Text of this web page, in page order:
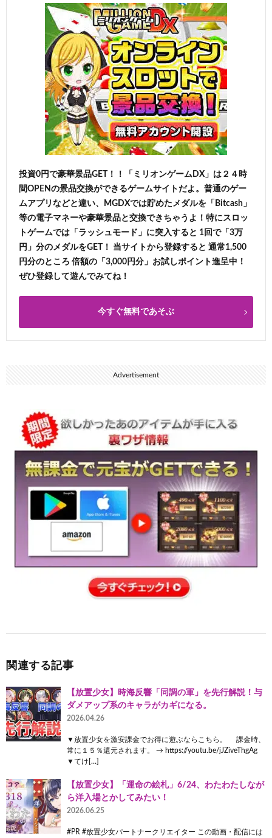
投資0円で豪華景品GET！！「ミリオンゲームDX」は２４時
間OPENの景品交換ができるゲームサイトだよ。普通のゲー
ムアプリなどと違い、MGDXでは貯めたメダルを「Bitcash」
等の電子マネーや豪華景品と交換できちゃうよ！特にスロッ
トゲームでは「ラッシュモード」に突入すると 1回で「3万
円」分のメダルをGET！ 当サイトから登録すると 通常1,500
円分のところ 倍額の「3,000円分」お試しポイント進呈中！
ぜひ登録して遊んでみてね！
今すぐ無料であそぶ
Advertisement
関連する記事
【放置少女】時海反響「同調の軍」を先行解説！与
ダメアップ系のキャラがカギになる。
2026.04.26
▼放置少女を激安課金でお得に遊ぶならこちら。 課金時、
常に１５％還元されます。 → https://youtu.be/jJZiveThgAg
▼てけ[…]
【放置少女】「運命の絵札」6/24、わたわたしなが
ら洋入場とかしてみたい！
2026.06.25
#PR #放置少女パートナークリエイター この動画・配信には